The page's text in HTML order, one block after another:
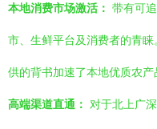
本地消费市场激活： 带有可
市、生鲜平台及消费者的青睐
供的背书加速了本地优质农产
高端渠道直通： 对于北上广